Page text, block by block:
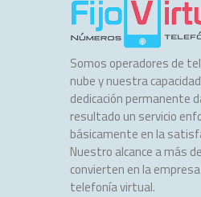
Somos operadores de
nube y nuestra
dedicación permanente
resultado un servicio
básicamente en la
Nuestro alcance a más
convierten en la
telefonía virtual.